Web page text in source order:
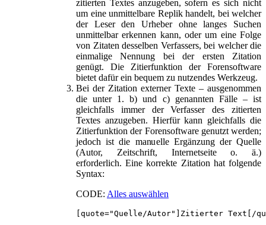
zitierten Textes anzugeben, sofern es sich nicht
um eine unmittelbare Replik handelt, bei welcher
der Leser den Urheber ohne langes Suchen
unmittelbar erkennen kann, oder um eine Folge
von Zitaten desselben Verfassers, bei welcher die
einmalige Nennung bei der ersten Zitation
genügt. Die Zitierfunktion der Forensoftware
bietet dafür ein bequem zu nutzendes Werkzeug.
Bei der Zitation externer Texte – ausgenommen
die unter 1. b) und c) genannten Fälle – ist
gleichfalls immer der Verfasser des zitierten
Textes anzugeben. Hierfür kann gleichfalls die
Zitierfunktion der Forensoftware genutzt werden;
jedoch ist die manuelle Ergänzung der Quelle
(Autor, Zeitschrift, Internetseite o. ä.)
erforderlich. Eine korrekte Zitation hat folgende
Syntax:
CODE: Alles auswählen
[quote="Quelle/Autor"]Zitierter Text[/